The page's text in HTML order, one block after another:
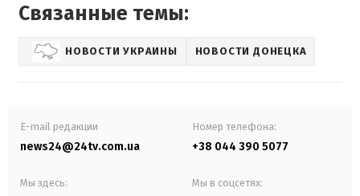
Связанные темы:
НОВОСТИ УКРАИНЫ НОВОСТИ ДОНЕЦКА
E-mail редакции
news24@24tv.com.ua
Номер телефона:
+38 044 390 5077
Мы здесь: Мы в соцсетях: